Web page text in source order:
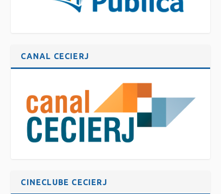
CANAL CECIERJ
CINECLUBE CECIERJ